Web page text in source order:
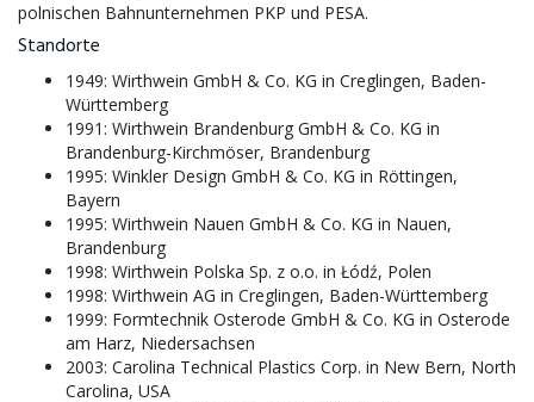
polnischen Bahnunternehmen PKP und PESA.
Standorte
1949: Wirthwein GmbH & Co. KG in Creglingen, Baden-
Württemberg
1991: Wirthwein Brandenburg GmbH & Co. KG in
Brandenburg-Kirchmöser, Brandenburg
1995: Winkler Design GmbH & Co. KG in Röttingen,
Bayern
1995: Wirthwein Nauen GmbH & Co. KG in Nauen,
Brandenburg
1998: Wirthwein Polska Sp. z o.o. in Łódź, Polen
1998: Wirthwein AG in Creglingen, Baden-Württemberg
1999: Formtechnik Osterode GmbH & Co. KG in Osterode
am Harz, Niedersachsen
2003: Carolina Technical Plastics Corp. in New Bern, North
Carolina, USA